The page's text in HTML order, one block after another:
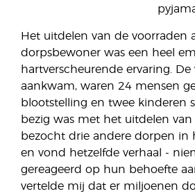
Het uitdelen van de voorraden
dorpsbewoner was een heel
hartverscheurende ervaring.
aankwam, waren 24 mensen
blootstelling en twee kinderen
bezig was met het uitdelen van
bezocht drie andere dorpen in
en vond hetzelfde verhaal -
gereageerd op hun behoefte
vertelde mij dat er miljoenen